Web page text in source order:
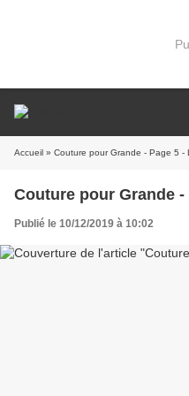
Accueil » Couture pour Grande - Page 5 -
Couture pour Grande
Publié le 10/12/2019 à 10:02